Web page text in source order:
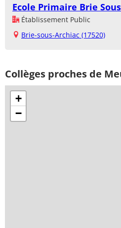
Ecole Primaire Brie
Établissement Public
Brie-sous-Archiac (17520)
Collèges proches de
+
−